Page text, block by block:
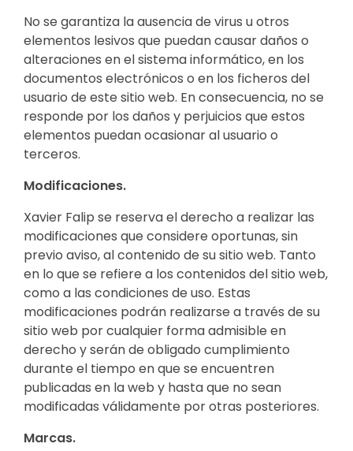
No se garantiza la ausencia de virus u otros
elementos lesivos que puedan causar daños o
alteraciones en el sistema informático, en los
documentos electrónicos o en los ficheros del
usuario de este sitio web. En consecuencia, no se
responde por los daños y perjuicios que estos
elementos puedan ocasionar al usuario o
terceros.
Modificaciones.
Xavier Falip se reserva el derecho a realizar las
modificaciones que considere oportunas, sin
previo aviso, al contenido de su sitio web. Tanto
en lo que se refiere a los contenidos del sitio web,
como a las condiciones de uso. Estas
modificaciones podrán realizarse a través de su
sitio web por cualquier forma admisible en
derecho y serán de obligado cumplimiento
durante el tiempo en que se encuentren
publicadas en la web y hasta que no sean
modificadas válidamente por otras posteriores.
Marcas.